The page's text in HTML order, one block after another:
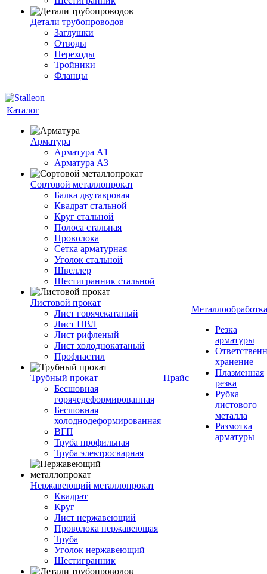
Детали трубопроводов
Заглушки
Отводы
Переходы
Тройники
Фланцы
Каталог
Арматура
Арматура A1
Арматура А3
Сортовой металлопрокат
Балка двутавровая
Квадрат стальной
Круг стальной
Полоса стальная
Проволока
Сетка арматурная
Уголок стальной
Швеллер
Шестигранник стальной
Листовой прокат
Лист горячекатаный
Лист ПВЛ
Лист рифленый
Лист холоднокатаный
Профнастил
Трубный прокат
Бесшовная
горячедеформированная
Бесшовная
холоднодеформированная
ВГП
Труба профильная
Труба электросварная
Нержавеющий металлопрокат
Квадрат
Круг
Лист нержавеющий
Проволока нержавеющая
Труба
Уголок нержавеющий
Шестигранник
Прайс
Металлообработка
Резка
арматуры
хранение
Плазменная
резка
Рубка
листового
металла
Размотка
арматуры